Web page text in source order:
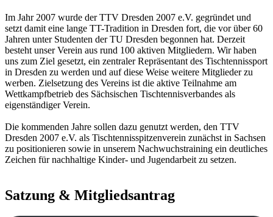
Im Jahr 2007 wurde der TTV Dresden 2007 e.V. gegründet und
setzt damit eine lange TT-Tradition in Dresden fort, die vor über 60
Jahren unter Studenten der TU Dresden begonnen hat. Derzeit
besteht unser Verein aus rund 100 aktiven Mitgliedern. Wir haben
uns zum Ziel gesetzt, ein zentraler Repräsentant des Tischtennissport
in Dresden zu werden und auf diese Weise weitere Mitglieder zu
werben. Zielsetzung des Vereins ist die aktive Teilnahme am
Wettkampfbetrieb des Sächsischen Tischtennisverbandes als
eigenständiger Verein.
Die kommenden Jahre sollen dazu genutzt werden, den TTV
Dresden 2007 e.V. als Tischtennisspitzenverein zunächst in Sachsen
zu positionieren sowie in unserem Nachwuchstraining ein deutliches
Zeichen für nachhaltige Kinder- und Jugendarbeit zu setzen.
Satzung & Mitgliedsantrag